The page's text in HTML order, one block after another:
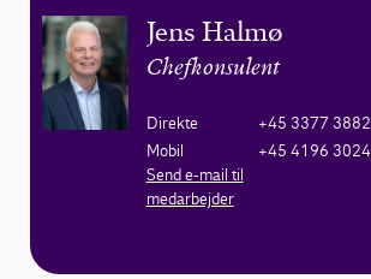
Jens Halmø
Chefkonsulent
Direkte
+45 3377 3882
Mobil
+45 4196 3024
Send e-mail til
medarbejder